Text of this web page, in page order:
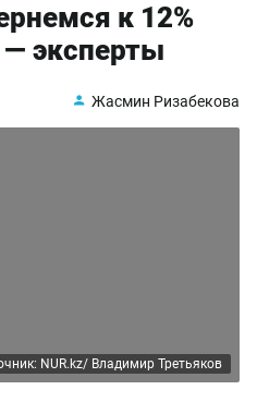
к 12%
— эксперты
Жасмин Ризабекова
NUR.kz/ Владимир Третьяков